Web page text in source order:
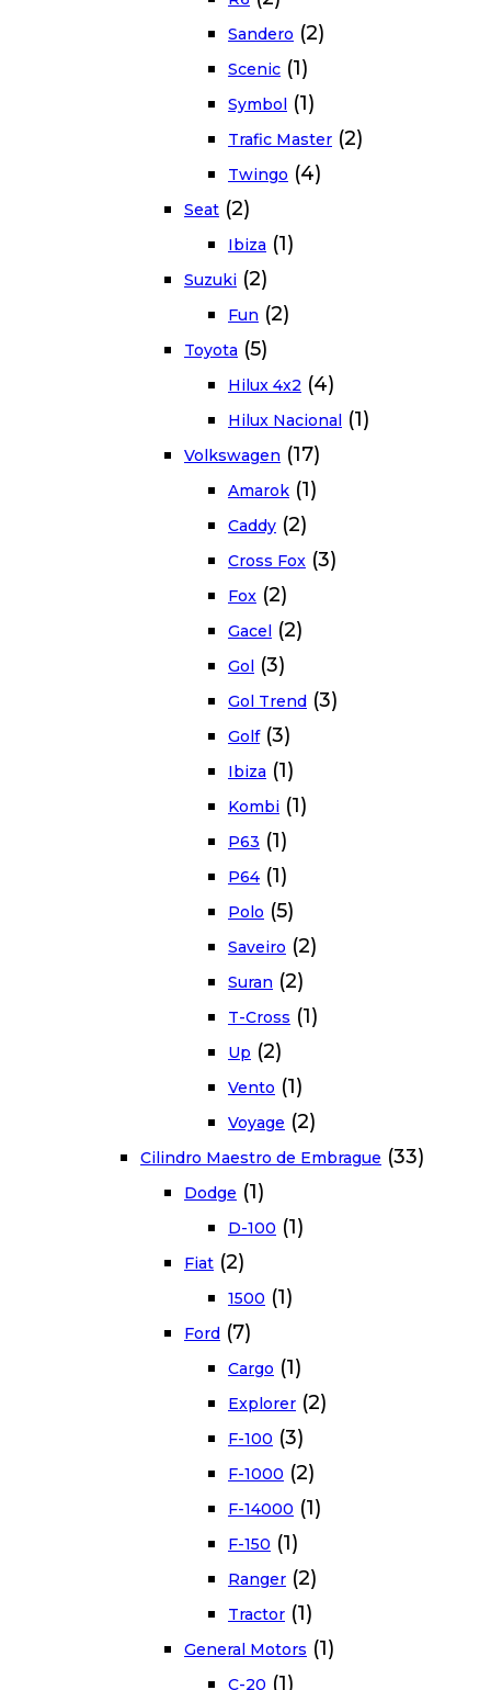
Sandero (2)
Scenic (1)
Symbol (1)
Trafic Master (2)
Twingo (4)
Seat (2)
Ibiza (1)
Suzuki (2)
Fun (2)
Toyota (5)
Hilux 4x2 (4)
Hilux Nacional (1)
Volkswagen (17)
Amarok (1)
Caddy (2)
Cross Fox (3)
Fox (2)
Gacel (2)
Gol (3)
Gol Trend (3)
Golf (3)
Ibiza (1)
Kombi (1)
P63 (1)
P64 (1)
Polo (5)
Saveiro (2)
Suran (2)
T-Cross (1)
Up (2)
Vento (1)
Voyage (2)
Cilindro Maestro de Embrague (33)
Dodge (1)
D-100 (1)
Fiat (2)
1500 (1)
Ford (7)
Cargo (1)
Explorer (2)
F-100 (3)
F-1000 (2)
F-14000 (1)
F-150 (1)
Ranger (2)
Tractor (1)
General Motors (1)
C-20 (1)